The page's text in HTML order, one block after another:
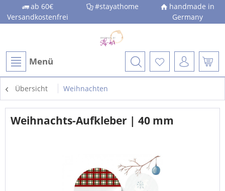
ab 60€
Versandkostenfrei
#stayathome
handmade in
Germany
Menü
Übersicht Weihnachten
Weihnachts-Aufkleber | 40 mm